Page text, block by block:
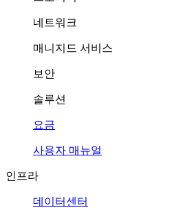
네트워크
매니지드 서비스
보안
솔루션
요금
사용자 매뉴얼
인프라
데이터센터